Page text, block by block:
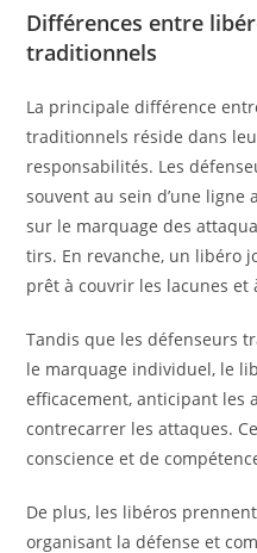
Différences entre
traditionnels
La principale différence
traditionnels réside dans
responsabilités. Les
souvent au sein d’une
sur le marquage des
tirs. En revanche, un libéro
prêt à couvrir les lacunes et
Tandis que les défenseurs
le marquage individuel, le
efficacement, anticipant les
contrecarrer les attaques.
conscience et de
De plus, les libéros
organisant la défense et